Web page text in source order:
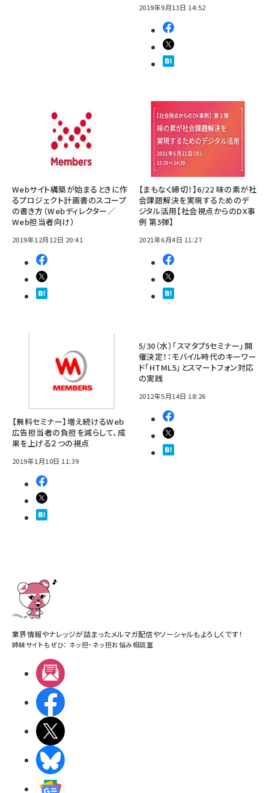
2019年9月13日 14:52
Webサイト構築が始まるときに作
るプロジェクト計画書のスコープ
の書き方（Webディレクター／
Web担当者向け）
2019年12月12日 20:41
【まもなく締切！】6/22 味の素が社
会課題解決を実現するためのデ
ジタル活用【社会視点からのDX事
例 第3弾】
2021年6月4日 11:27
【無料セミナー】増え続けるWeb
広告担当者の負担を減らして、成
果を上げる２つの視点
2019年1月10日 11:39
5/30（水）「スマタブ5セミナー」開
催決定！：モバイル時代のキーワー
ド「HTML5」とスマートフォン対応
の実践
2012年5月14日 18:26
業界情報やナレッジが詰まったメルマガ配信やソーシャルもよろしくです！
姉妹サイトもぜひ： ネッ担・ ネッ担お悩み相談室